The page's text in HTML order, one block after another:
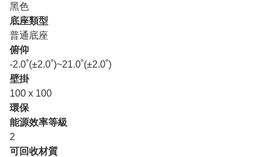
黑色
底座類型
普通底座
俯仰
-2.0˚(±2.0˚)~21.0˚(±2.0˚)
壁掛
100 x 100
環保
能源效率等級
2
可回收材質